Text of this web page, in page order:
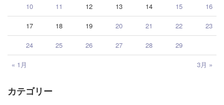
« 1月 3月 »
10 11 12 13 14 15 16
17 18 19 20 21 22 23
24 25 26 27 28 29
カテゴリー